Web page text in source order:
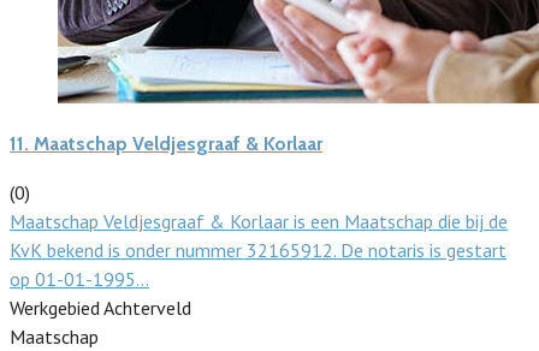
11. Maatschap Veldjesgraaf & Korlaar
(0)
Maatschap Veldjesgraaf & Korlaar is een Maatschap die bij de
KvK bekend is onder nummer 32165912. De notaris is gestart
op 01-01-1995…
Werkgebied Achterveld
Maatschap